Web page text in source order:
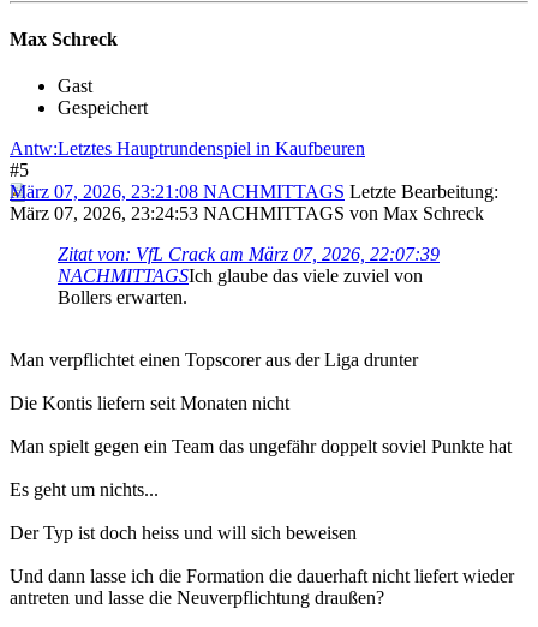
Max Schreck
Gast
Gespeichert
Antw:Letztes Hauptrundenspiel in Kaufbeuren
#5
März 07, 2026, 23:21:08 NACHMITTAGS Letzte Bearbeitung:
März 07, 2026, 23:24:53 NACHMITTAGS von Max Schreck
Zitat von: VfL Crack am März 07, 2026, 22:07:39
NACHMITTAGSIch glaube das viele zuviel von
Bollers erwarten.
Man verpflichtet einen Topscorer aus der Liga drunter
Die Kontis liefern seit Monaten nicht
Man spielt gegen ein Team das ungefähr doppelt soviel Punkte hat
Es geht um nichts...
Der Typ ist doch heiss und will sich beweisen
Und dann lasse ich die Formation die dauerhaft nicht liefert wieder
antreten und lasse die Neuverpflichtung draußen?